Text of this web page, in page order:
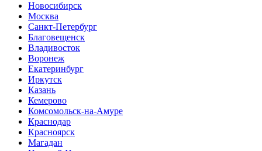
Новосибирск
Москва
Санкт-Петербург
Благовещенск
Владивосток
Воронеж
Екатеринбург
Иркутск
Казань
Кемерово
Комсомольск-на-Амуре
Краснодар
Красноярск
Магадан